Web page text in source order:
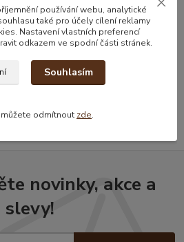
novinky, akce a
slevy!
používání webu, analytické
také pro účely cílení reklamy
Nastavení vlastních preferencí
odkazem ve spodní části stránek.
Souhlasím
odmítnout zde.